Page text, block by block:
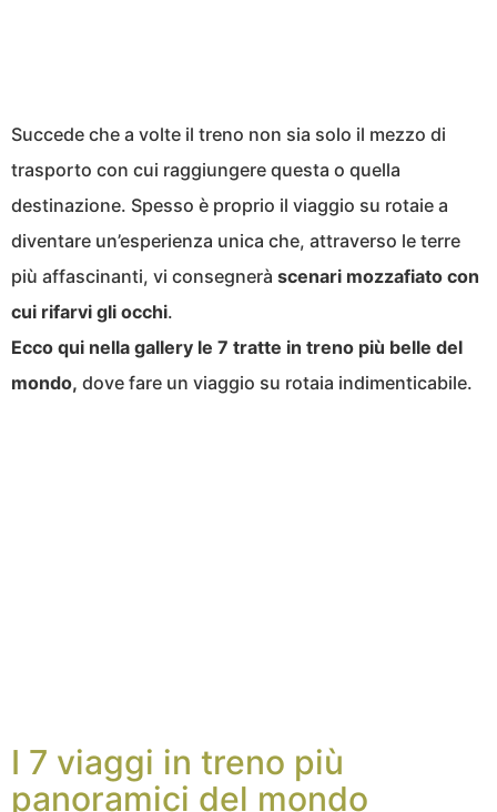
Succede che a volte il treno non sia solo il mezzo di
trasporto con cui raggiungere questa o quella
destinazione. Spesso è proprio il viaggio su rotaie a
diventare un’esperienza unica che, attraverso le terre
più affascinanti, vi consegnerà scenari mozzafiato con
cui rifarvi gli occhi.
Ecco qui nella gallery le 7 tratte in treno più belle del
mondo, dove fare un viaggio su rotaia indimenticabile.
I 7 viaggi in treno più
panoramici del mondo